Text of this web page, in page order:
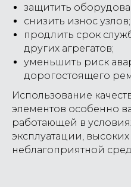
защитить
снизить износ узлов;
продлить срок
других агрегатов;
уменьшить риск
дорогостоящего
Использование
элементов особенно
работающей в
эксплуатации, высоких
неблагоприятной